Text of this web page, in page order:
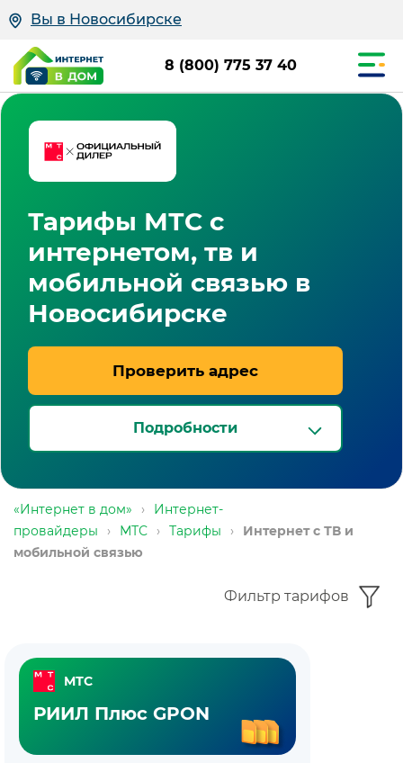
Вы в Новосибирске
8 (800) 775 37 40
Тарифы МТС с
интернетом, тв и
мобильной связью в
Новосибирске
Проверить адрес
Подробности
«Интернет в дом» ›
Интернет-
провайдеры
› МТС › Тарифы ›
Интернет с ТВ и
мобильной связью
Фильтр тарифов
Пакет
тарифов
—
МТС
РИИЛ Плюс GPON